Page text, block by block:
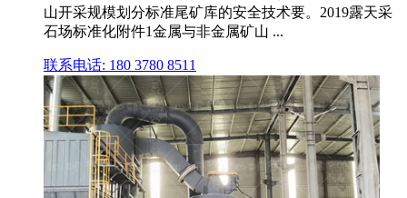
山开采规模划分标准尾矿库的安全技术要。2019露天采
石场标准化附件1金属与非金属矿山 ...
联系电话: 180 3780 8511